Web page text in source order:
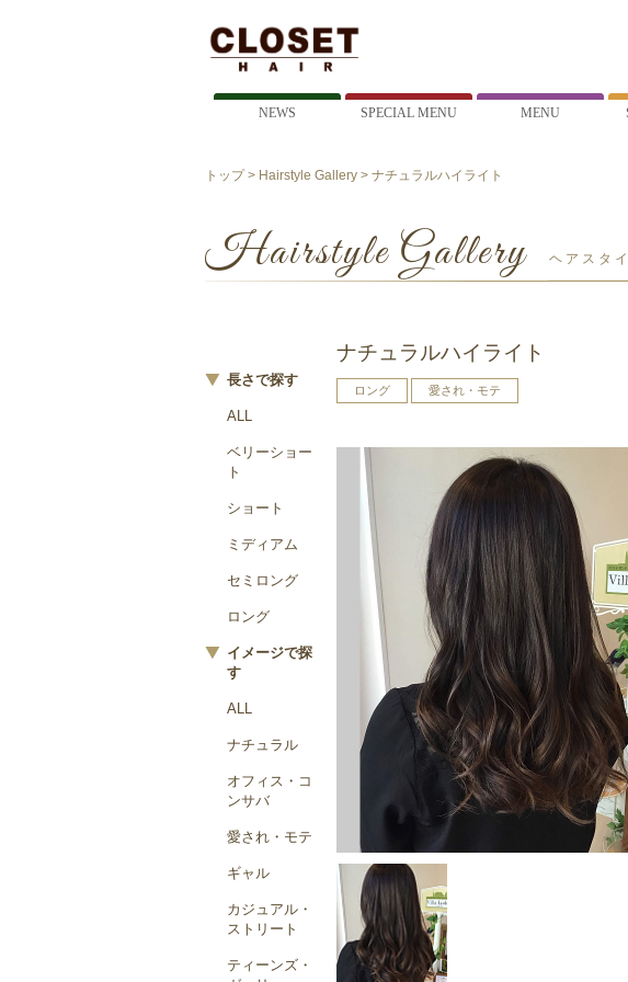
NEWS SPECIAL MENU MENU
トップ> Hairstyle Gallery > ナチュラルハイライト
Hairstyle Gallery ヘアスタ
長さで探す
ALL
ベリーショー
ト
ショート
ミディアム
セミロング
ロング
イメージで探
す
ALL
ナチュラル
オフィス・コ
ンサバ
愛され・モテ
ギャル
カジュアル・
ストリート
ティーンズ・
ナチュラルハイライト
ロング 愛され・モテ